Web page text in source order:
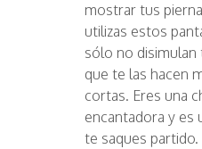
mostrar tus
utilizas estos
sólo no disimulan
que te las hacen
cortas. Eres una
encantadora y es
te saques partido.